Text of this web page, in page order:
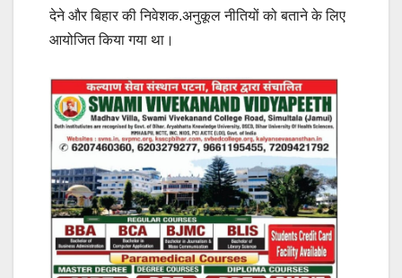
देने और बिहार की निवेशक.अनुकूल नीतियों को बताने के लिए
आयोजित किया गया था।